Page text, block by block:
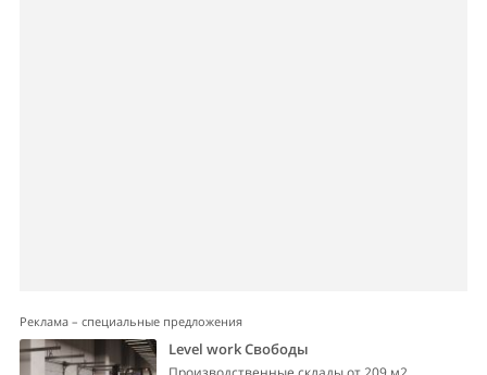
Реклама – специальные предложения
Level work Свободы